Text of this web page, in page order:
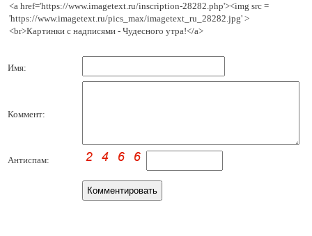
<a href='https://www.imagetext.ru/inscription-28282.php'><img src =
'https://www.imagetext.ru/pics_max/imagetext_ru_28282.jpg' >
<br>Картинки с надписями - Чудесного утра!</a>
Имя:
Коммент:
Антиспам: